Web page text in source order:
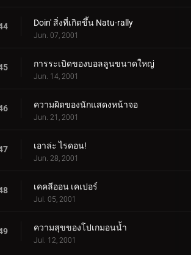
Doin' สิ่งที่เกิดขึ้น Natu-rally
Jun. 07, 2001
การระเบิดของบอลลูนขนาดใหญ่
Jun. 14, 2001
ความผิดของนักแสดงหน้าจอ
Jun. 21, 2001
เอาล่ะ ไรดอน!
Jun. 28, 2001
เคคลีออน เคเปอร์
Jul. 05, 2001
ความสุขของโปเกมอนน้ำ
Jul. 12, 2001